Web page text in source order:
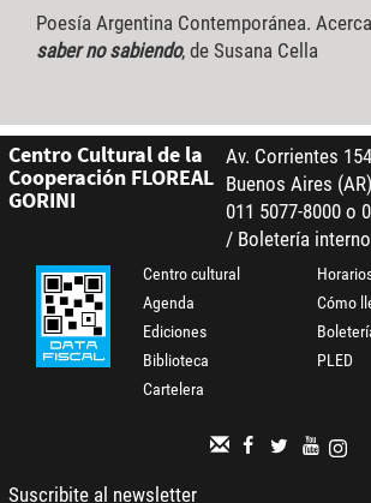
Poesía Argentina Contemporánea.
saber no sabiendo, de Susana Cella
Centro Cultural de la
Cooperación FLOREAL
GORINI
Av. Corrientes
Buenos Aires
011 5077-8000 o
/ Boletería
Centro cultural
Agenda
Ediciones
Biblioteca
Cartelera
Cómo
PLED
Suscribite al newsletter